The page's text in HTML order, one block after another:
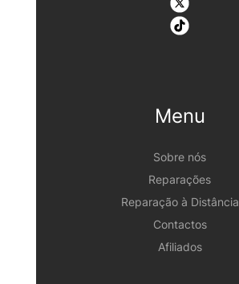
Menu
Sobre nós
Reparações
Reparação à Distância
Contactos
Afiliados